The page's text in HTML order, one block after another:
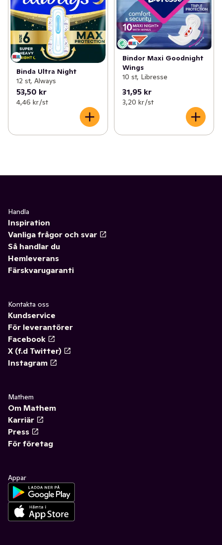
Binda Ultra Night
12 st, Always
53,50 kr
4,46 kr /st
Bindor Maxi Goodnight
Wings
10 st, Libresse
31,95 kr
3,20 kr /st
Handla
Inspiration
Vanliga frågor och svar
Så handlar du
Hemleverans
Färskvarugaranti
Kontakta oss
Kundservice
För leverantörer
Facebook
X (f.d Twitter)
Instagram
Mathem
Om Mathem
Karriär
Press
För företag
Appar